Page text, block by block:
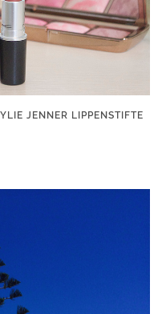
JENNER LIPPENSTIFTE